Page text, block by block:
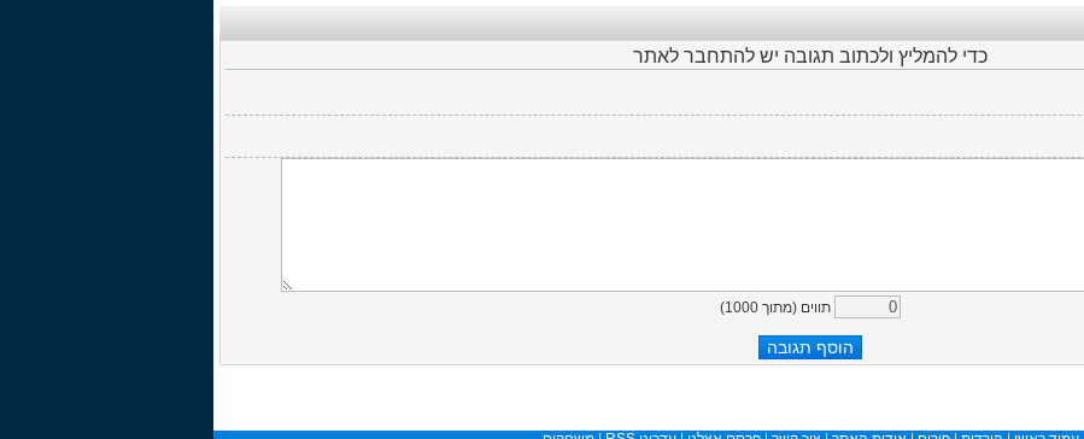
כדי להמליץ ולכתוב תגובה יש להתחבר לאתר
תווים (מתוך 1000
)